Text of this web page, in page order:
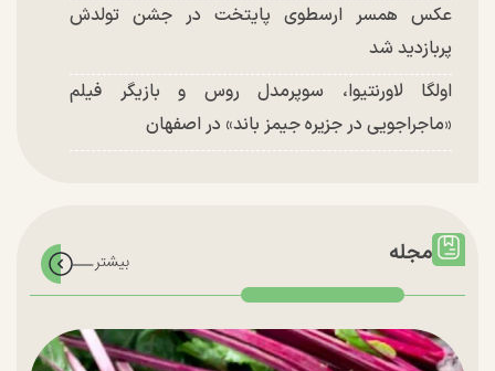
عکس همسر ارسطوی پایتخت در جشن تولدش
پربازدید شد
اولگا لاورنتیوا، سوپرمدل روس و بازیگر فیلم
«ماجراجویی در جزیره جیمز باند» در اصفهان
مجله